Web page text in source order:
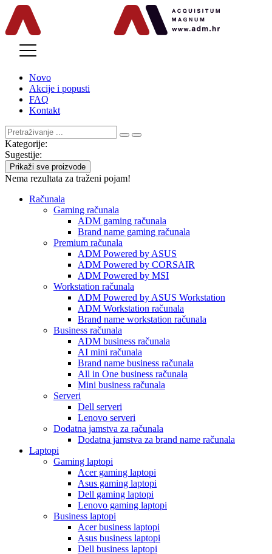
Novo
Akcije i popusti
FAQ
Kontakt
Kategorije:
Sugestije:
Prikaži sve proizvode
Nema rezultata za traženi pojam!
Računala
Gaming računala
ADM gaming računala
Brand name gaming računala
Premium računala
ADM Powered by ASUS
ADM Powered by CORSAIR
ADM Powered by MSI
Workstation računala
ADM Powered by ASUS Workstation
ADM Workstation računala
Brand name workstation računala
Business računala
ADM business računala
AI mini računala
Brand name business računala
All in One business računala
Mini business računala
Serveri
Dell serveri
Lenovo serveri
Dodatna jamstva za računala
Dodatna jamstva za brand name računala
Laptopi
Gaming laptopi
Acer gaming laptopi
Asus gaming laptopi
Dell gaming laptopi
Lenovo gaming laptopi
Business laptopi
Acer business laptopi
Asus business laptopi
Dell business laptopi